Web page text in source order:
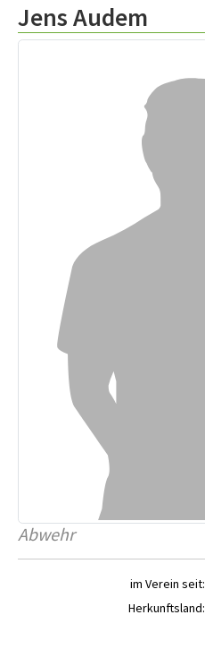
Jens Audem
Abwehr
im Verein seit:
Herkunftsland: